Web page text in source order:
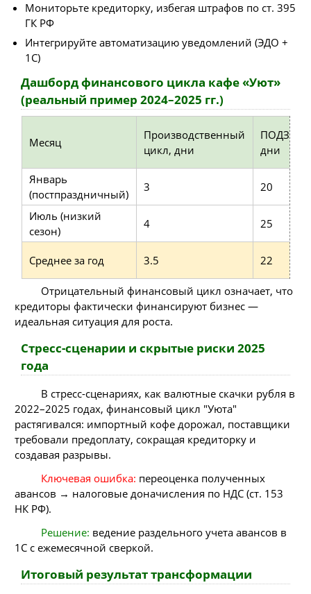
Мониторьте кредиторку, избегая штрафов по ст. 395
ГК РФ
Интегрируйте автоматизацию уведомлений (ЭДО +
1C)
Дашборд финансового цикла кафе «Уют»
(реальный пример 2024–2025 гг.)
Месяц
Производственный
цикл, дни
ПОДЗ,
дни
Январь
(постпраздничный)
3 20
Июль (низкий
сезон)
4 25
Среднее за год 3.5 22
Отрицательный финансовый цикл означает, что
кредиторы фактически финансируют бизнес —
идеальная ситуация для роста.
Стресс-сценарии и скрытые риски 2025
года
В стресс-сценариях, как валютные скачки рубля в
2022–2025 годах, финансовый цикл "Уюта"
растягивался: импортный кофе дорожал, поставщики
требовали предоплату, сокращая кредиторку и
создавая разрывы.
Ключевая ошибка: переоценка полученных
авансов → налоговые доначисления по НДС (ст. 153
НК РФ).
Решение: ведение раздельного учета авансов в
1C с ежемесячной сверкой.
Итоговый результат трансформации